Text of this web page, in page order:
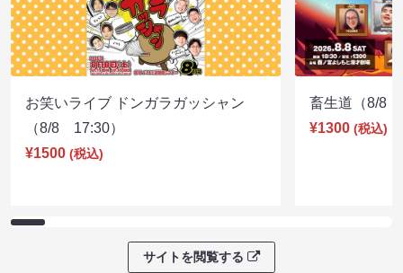
お笑いライブ ドンガラガッシャン
（8/8 17:30）
¥1500 (税込)
畜生道（8/8
¥1300 (税込)
サイトを閲覧する